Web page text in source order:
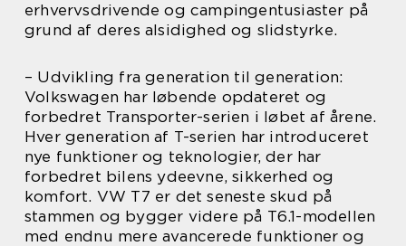
erhvervsdrivende og campingentusiaster på
grund af deres alsidighed og slidstyrke.
– Udvikling fra generation til generation:
Volkswagen har løbende opdateret og
forbedret Transporter-serien i løbet af årene.
Hver generation af T-serien har introduceret
nye funktioner og teknologier, der har
forbedret bilens ydeevne, sikkerhed og
komfort. VW T7 er det seneste skud på
stammen og bygger videre på T6.1-modellen
med endnu mere avancerede funktioner og